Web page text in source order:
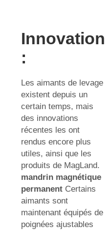
Innovation
:
Les aimants de levage
existent depuis un
certain temps, mais
des innovations
récentes les ont
rendus encore plus
utiles, ainsi que les
produits de MagLand.
mandrin magnétique
permanent Certains
aimants sont
maintenant équipés de
poignées ajustables